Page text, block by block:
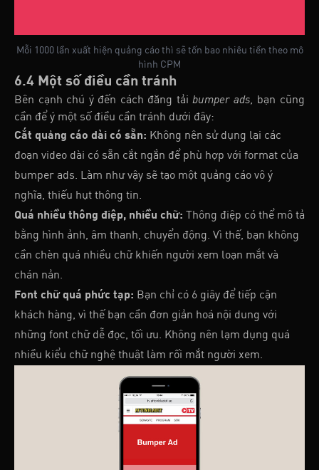
Mỗi 1000 lần xuất hiện quảng cáo thì sẽ tốn bao nhiêu tiền theo mô
hình CPM
6.4 Một số điều cần tránh
Bên cạnh chú ý đến cách đăng tảibumper ads, bạn cũng
cần để ý một số điều cần tránh dưới đây:
Cắt quảng cáo dài có sẵn: Không nên sử dụng lại các
đoạn video dài có sẵn cắt ngắn để phù hợp với format của
bumper ads. Làm như vậy sẽ tạo một quảng cáo vô ý
nghĩa, thiếu hụt thông tin.
Quá nhiều thông điệp, nhiều chữ:
Thông điệp có thể mô tả
bằng hình ảnh, âm thanh, chuyển động. Vì thế, bạn không
cần chèn quá nhiều chữ khiến người xem loạn mắt và
chán nản.
Font chữ quá phức tạp: Bạn chỉ có 6 giây để tiếp cận
khách hàng, vì thế bạn cần đơn giản hoá nội dung với
những font chữ dễ đọc, tối ưu. Không nên lạm dụng quá
nhiều kiểu chữ nghệ thuật làm rối mắt người xem.